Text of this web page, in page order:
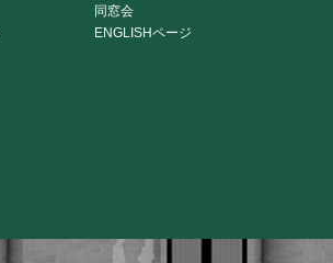
同窓会
ENGLISHページ